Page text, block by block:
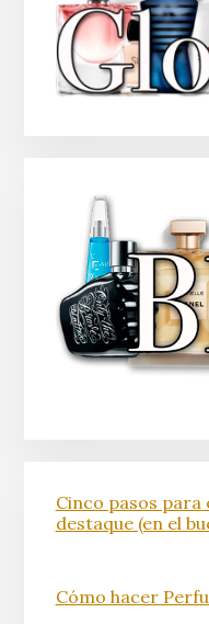
Cinco pasos
destaque (en el
Cómo hacer